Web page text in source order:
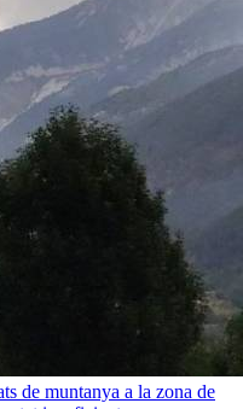
de muntanya a la zona de